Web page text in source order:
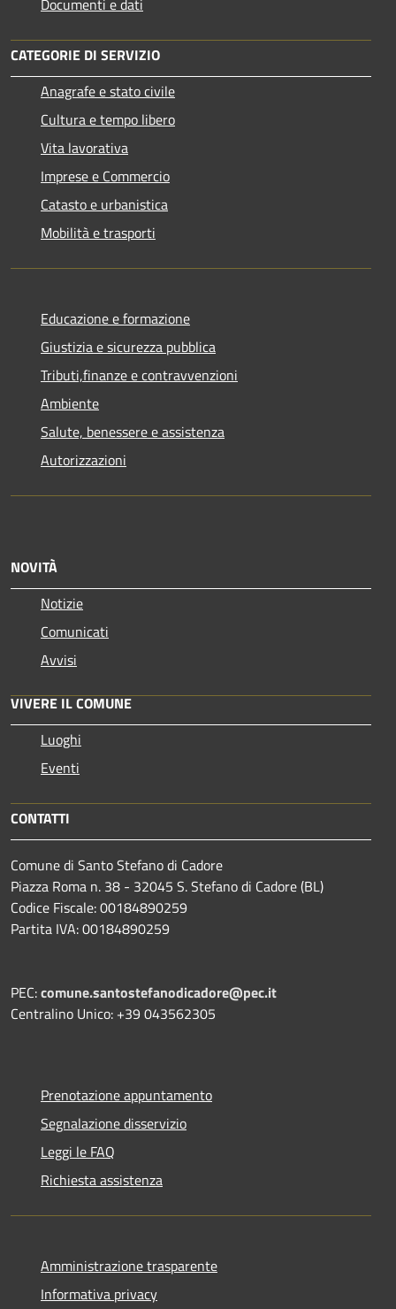
Documenti e dati
CATEGORIE DI SERVIZIO
Anagrafe e stato civile
Cultura e tempo libero
Vita lavorativa
Imprese e Commercio
Catasto e urbanistica
Mobilità e trasporti
Educazione e formazione
Giustizia e sicurezza pubblica
Tributi,finanze e contravvenzioni
Ambiente
Salute, benessere e assistenza
Autorizzazioni
NOVITÀ
Notizie
Comunicati
Avvisi
VIVERE IL COMUNE
Luoghi
Eventi
CONTATTI
Comune di Santo Stefano di Cadore
Piazza Roma n. 38 - 32045 S. Stefano di Cadore (BL)
Codice Fiscale: 00184890259
Partita IVA: 00184890259
PEC:comune.santostefanodicadore@pec.it
Centralino Unico: +39 043562305
Prenotazione appuntamento
Segnalazione disservizio
Leggi le FAQ
Richiesta assistenza
Amministrazione trasparente
Informativa privacy